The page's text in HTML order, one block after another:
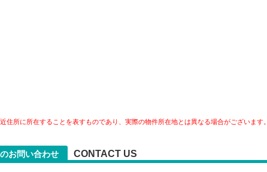
住所に所在することを表すものであり、実際の物件所在地とは異なる場合がございます。
お問い合わせ CONTACT US